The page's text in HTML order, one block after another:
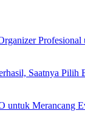
Profesional
Saatnya Pilih
untuk Merancang